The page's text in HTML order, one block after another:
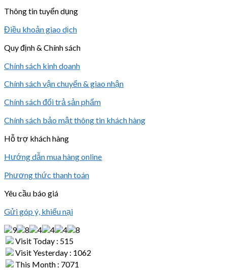
Thông tin tuyển dụng
Điều khoản giao dịch
Quy định & Chính sách
Chính sách kinh doanh
Chính sách vận chuyển & giao nhận
Chính sách đổi trả sản phẩm
Chính sách bảo mật thông tin khách hàng
Hỗ trợ khách hàng
Hướng dẫn mua hàng online
Phương thức thanh toán
Yêu cầu báo giá
Gửi góp ý, khiếu nại
Visit Today : 515
Visit Yesterday : 1062
This Month : 7071